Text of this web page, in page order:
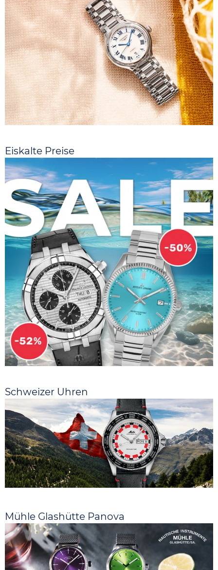
Eiskalte Preise
Schweizer Uhren
Mühle Glashütte Panova